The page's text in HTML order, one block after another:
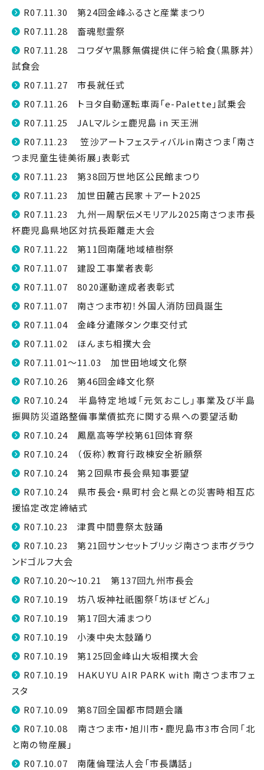
R07.11.30 第24回金峰ふるさと産業まつり
R07.11.28 畜魂慰霊祭
R07.11.28 コワダヤ黒豚無償提供に伴う給食（黒豚丼）
試食会
R07.11.27 市長就任式
R07.11.26 トヨタ自動運転車両「e-Palette」試乗会
R07.11.25 JALマルシェ鹿児島 in 天王洲
R07.11.23 笠沙アートフェスティバルin南さつま「南さ
つま児童生徒美術展」表彰式
R07.11.23 第38回万世地区公民館まつり
R07.11.23 加世田麓古民家＋アート2025
R07.11.23 九州一周駅伝メモリアル2025南さつま市長
杯鹿児島県地区対抗長距離走大会
R07.11.22 第11回南薩地域植樹祭
R07.11.07 建設工事業者表彰
R07.11.07 8020運動達成者表彰式
R07.11.07 南さつま市初！外国人消防団員誕生
R07.11.04 金峰分遣隊タンク車交付式
R07.11.02 ほんまち相撲大会
R07.11.01～11.03 加世田地域文化祭
R07.10.26 第46回金峰文化祭
R07.10.24 半島特定地域「元気おこし」事業及び半島
振興防災道路整備事業債拡充に関する県への要望活動
R07.10.24 鳳凰高等学校第61回体育祭
R07.10.24 （仮称）教育行政棟安全祈願祭
R07.10.24 第２回県市長会県知事要望
R07.10.24 県市長会・県町村会と県との災害時相互応
援協定改定締結式
R07.10.23 津貫中間豊祭太鼓踊
R07.10.23 第21回サンセットブリッジ南さつま市グラウ
ンドゴルフ大会
R07.10.20～10.21 第137回九州市長会
R07.10.19 坊八坂神社祇園祭「坊ほぜどん」
R07.10.19 第17回大浦まつり
R07.10.19 小湊中央太鼓踊り
R07.10.19 第125回金峰山大坂相撲大会
R07.10.19 HAKUYU AIR PARK with 南さつま市フェ
スタ
R07.10.09 第87回全国都市問題会議
R07.10.08 南さつま市・旭川市・鹿児島市3市合同「北
と南の物産展」
R07.10.07 南薩倫理法人会「市長講話」